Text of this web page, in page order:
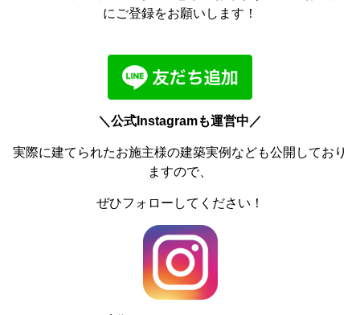
にご登録をお願いします！
＼公式Instagramも運営中／
実際に建てられたお施主様の建築実例なども公開しており
ますので、
ぜひフォローしてください！